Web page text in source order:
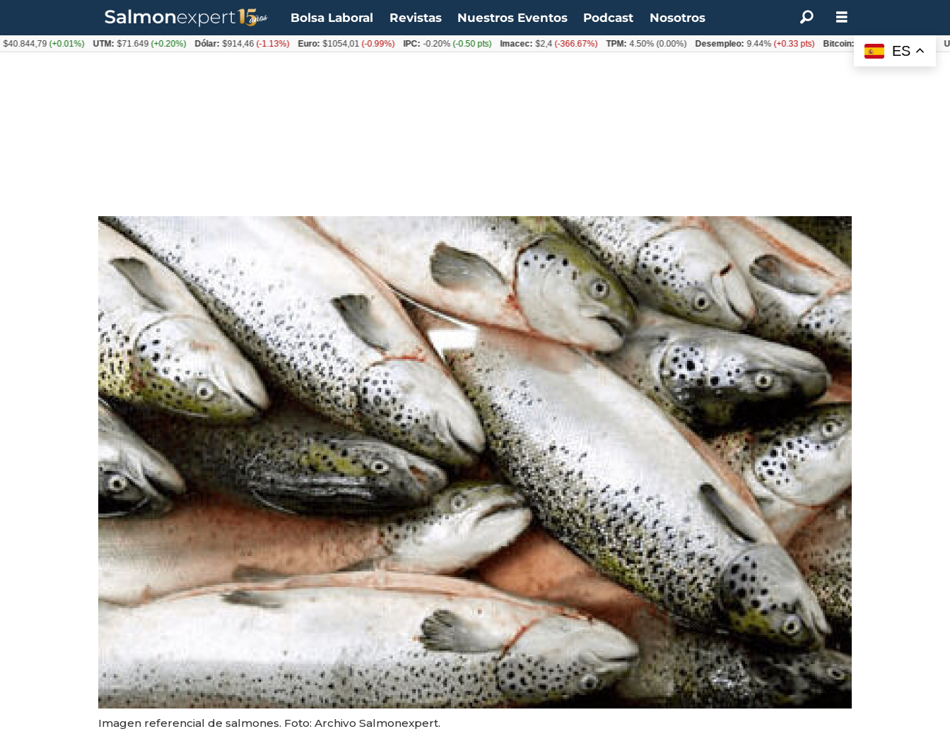
Bolsa Laboral Revistas Nuestros Eventos Podcast Nosotros
Imagen referencial de salmones. Foto: Archivo Salmonexpert.
ES
(+0.01%) UTM: $71.649(+0.20%) Dólar: $914,46(-1.13%) Euro: $1054,01(-0.99%) IPC: -0.20%(-0.50 pts) Imacec: $2,4(-366.67%) TPM: 4.50% (0.00%) Desempleo: 9.44% (+0.33 pts) Bitcoin: $62.760,11(-1.74%)